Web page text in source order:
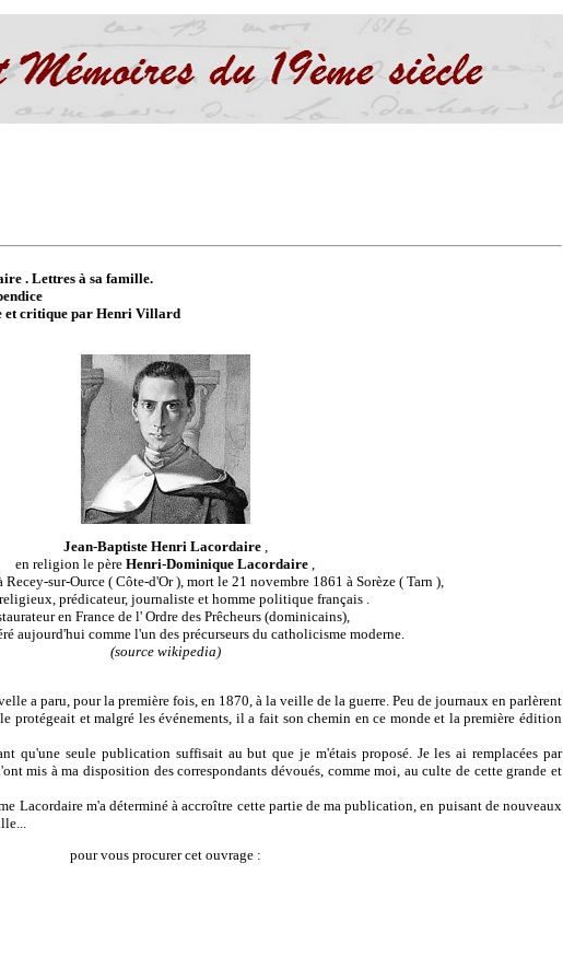
. Lettres à sa famille.
et critique par Henri Villard
Jean-Baptiste Henri Lacordaire ,
en religion le père Henri-Dominique Lacordaire ,
sur-Ource ( Côte-d'Or ), mort le 21 novembre 1861 à Sorèze ( Tarn ),
prédicateur, journaliste et homme politique français .
en France de l' Ordre des Prêcheurs (dominicains),
aujourd'hui comme l'un des précurseurs du catholicisme moderne.
(source wikipedia)
a paru, pour la première fois, en 1870, à la veille de la guerre. Peu de journaux en parlèrent
protégeait et malgré les événements, il a fait son chemin en ce monde et la première édition
qu'une seule publication suffisait au but que je m'étais proposé. Je les ai remplacées par
mis à ma disposition des correspondants dévoués, comme moi, au culte de cette grande et
Lacordaire m'a déterminé à accroître cette partie de ma publication, en puisant de nouveaux
pour vous procurer cet ouvrage :